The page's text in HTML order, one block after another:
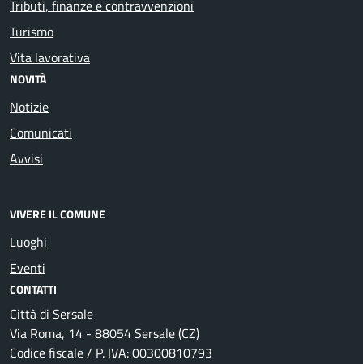
Tributi, finanze e contravvenzioni
Turismo
Vita lavorativa
NOVITÀ
Notizie
Comunicati
Avvisi
VIVERE IL COMUNE
Luoghi
Eventi
CONTATTI
Città di Sersale
Via Roma, 14 - 88054 Sersale (CZ)
Codice fiscale / P. IVA: 00300810793